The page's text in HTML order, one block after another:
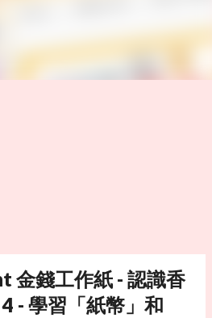
金錢工作紙 - 認識香
- 學習「紙幣」和